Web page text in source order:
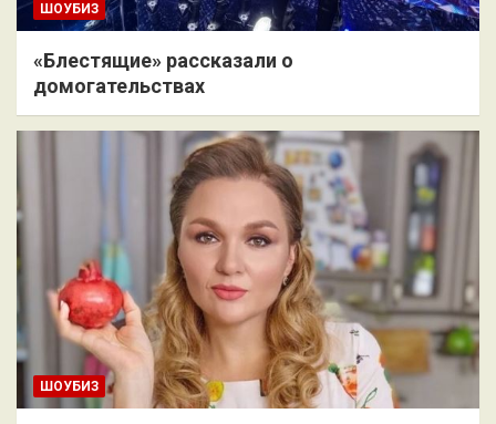
ШОУБИЗ
«Блестящие» рассказали о
домогательствах
ШОУБИЗ